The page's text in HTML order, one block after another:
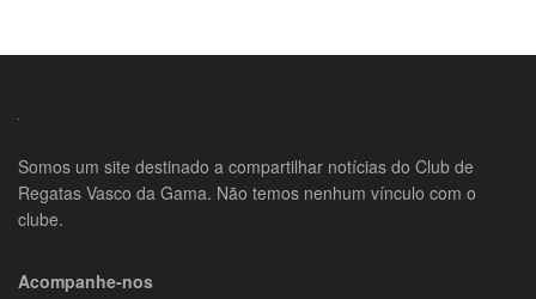
Somos um site destinado a compartilhar notícias do Club de
Regatas Vasco da Gama. Não temos nenhum vínculo com o
clube.
Acompanhe-nos